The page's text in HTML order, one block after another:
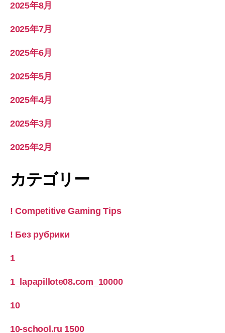
2025年8月
2025年7月
2025年6月
2025年5月
2025年4月
2025年3月
2025年2月
カテゴリー
! Competitive Gaming Tips
! Без рубрики
1
1_lapapillote08.com_10000
10
10-school.ru 1500